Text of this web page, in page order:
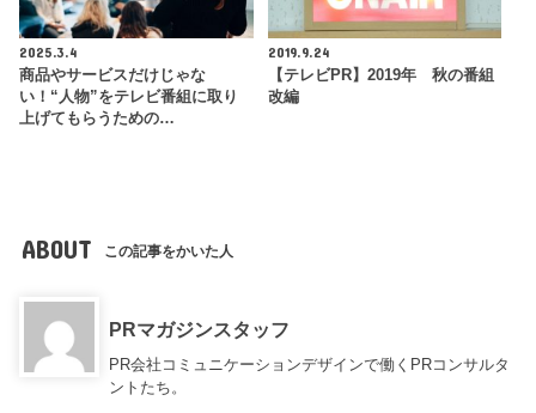
2025.3.4
商品やサービスだけじゃな
い！“人物”をテレビ番組に取り
上げてもらうための…
2019.9.24
【テレビPR】2019年 秋の番組
改編
ABOUT この記事をかいた人
PRマガジンスタッフ
PR会社コミュニケーションデザインで働くPRコンサルタ
ントたち。